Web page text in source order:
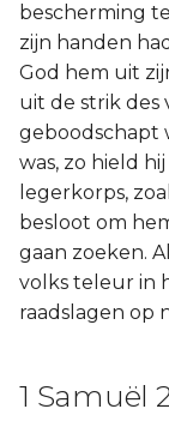
bescherming
zijn handen
God hem uit
uit de strik des
geboodschapt
was, zo hield
legerkorps,
besloot om
gaan zoeken.
volks teleur in
raadslagen op
1 Samuël